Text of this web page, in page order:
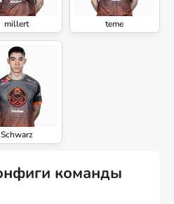
millert teme
Schwarz